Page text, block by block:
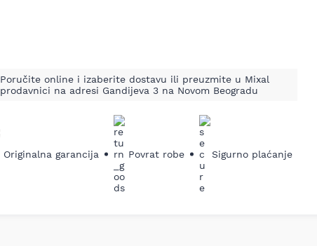
Poručite online i izaberite dostavu ili preuzmite u Mixal
prodavnici na adresi Gandijeva 3 na Novom Beogradu
Originalna garancija Povrat robe Sigurno plaćanje